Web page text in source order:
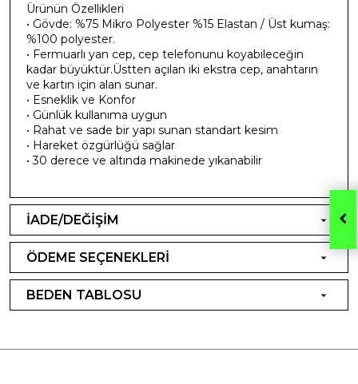
Ürünün Özellikleri
• Gövde: %75 Mikro Polyester %15 Elastan / Üst kumaş:
%100 polyester.
• Fermuarlı yan cep, cep telefonunu koyabileceğin
kadar büyüktür.Üstten açılan iki ekstra cep, anahtarın
ve kartın için alan sunar.
• Esneklik ve Konfor
• Günlük kullanıma uygun
• Rahat ve sade bir yapı sunan standart kesim
• Hareket özgürlüğü sağlar
• 30 derece ve altında makinede yıkanabilir
İADE/DEĞİŞİM
ÖDEME SEÇENEKLERİ
BEDEN TABLOSU